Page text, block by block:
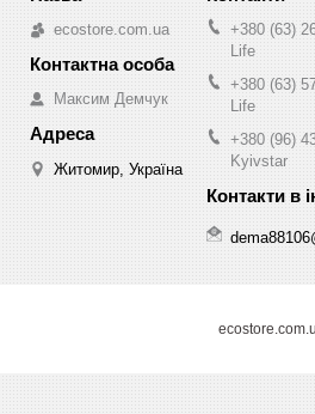
ecostore.com.ua
Максим Демчук
Житомир, Україна
+380 (63)
Life
+380 (63)
Life
+380 (96)
Kyivstar